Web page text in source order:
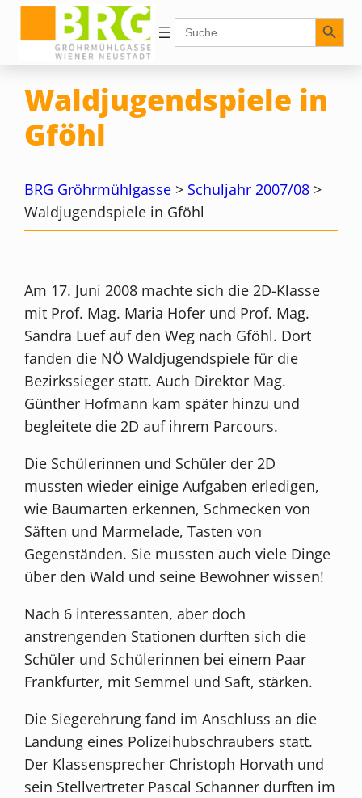
Inhalt
springen
Search
for:
Search Button
Waldjugendspiele in
Gföhl
BRG Gröhrmühlgasse > Schuljahr 2007/08 >
Waldjugendspiele in Gföhl
Am 17. Juni 2008 machte sich die 2D-Klasse
mit Prof. Mag. Maria Hofer und Prof. Mag.
Sandra Luef auf den Weg nach Gföhl. Dort
fanden die NÖ Waldjugendspiele für die
Bezirkssieger statt. Auch Direktor Mag.
Günther Hofmann kam später hinzu und
begleitete die 2D auf ihrem Parcours.
Die Schülerinnen und Schüler der 2D
mussten wieder einige Aufgaben erledigen,
wie Baumarten erkennen, Schmecken von
Säften und Marmelade, Tasten von
Gegenständen. Sie mussten auch viele Dinge
über den Wald und seine Bewohner wissen!
Nach 6 interessanten, aber doch
anstrengenden Stationen durften sich die
Schüler und Schülerinnen bei einem Paar
Frankfurter, mit Semmel und Saft, stärken.
Die Siegerehrung fand im Anschluss an die
Landung eines Polizeihubschraubers statt.
Der Klassensprecher Christoph Horvath und
sein Stellvertreter Pascal Schanner durften im